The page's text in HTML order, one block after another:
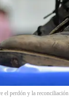
el perdón y la reconciliación